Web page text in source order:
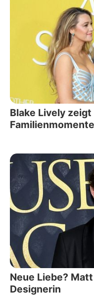
Blake Lively
Neue Liebe?
Designerin